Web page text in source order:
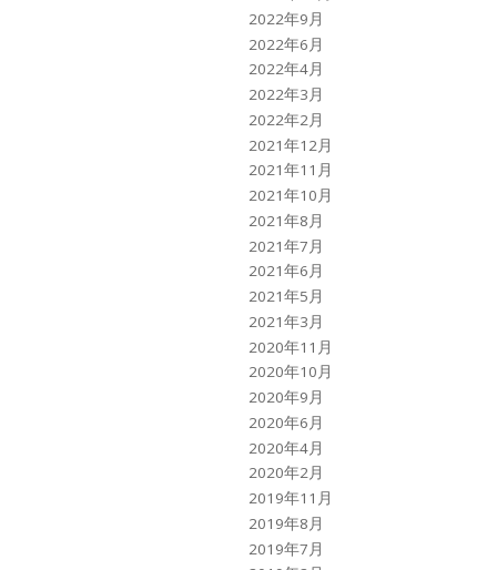
2022年9月
2022年6月
2022年4月
2022年3月
2022年2月
2021年12月
2021年11月
2021年10月
2021年8月
2021年7月
2021年6月
2021年5月
2021年3月
2020年11月
2020年10月
2020年9月
2020年6月
2020年4月
2020年2月
2019年11月
2019年8月
2019年7月